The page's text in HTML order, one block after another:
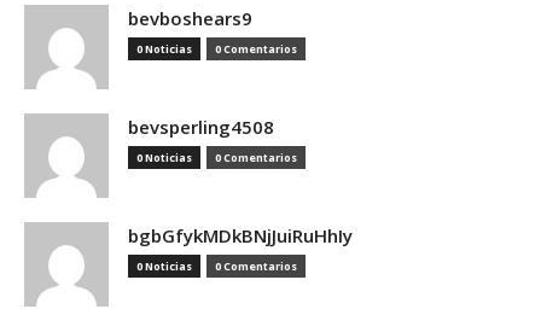
bevboshears9
0 Noticias 0 Comentarios
bevsperling4508
0 Noticias 0 Comentarios
bgbGfykMDkBNjJuiRuHhIy
0 Noticias 0 Comentarios